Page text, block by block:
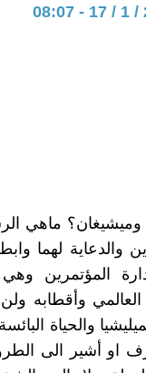
ماهي
والدعاية لهما
المؤتمرين
وأقطابه
والحياة
او أشير الى